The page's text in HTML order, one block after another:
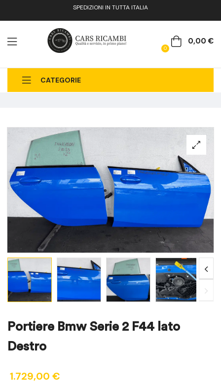
SPEDIZIONI IN TUTTA ITALIA
0
0,00€
CATEGORIE
Portiere Bmw Serie 2 F44 lato
Destro
1.729,00 €